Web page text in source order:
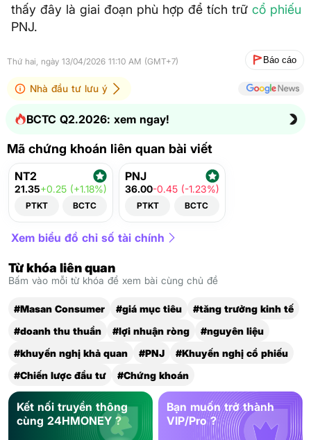
thấy đây là giai đoạn phù hợp để tích trữ cổ phiếu
PNJ.
Thứ hai, ngày 13/04/2026 11:10 AM (GMT+7) Báo cáo
Nhà đầu tư lưu ý
BCTC Q2.2026: xem ngay!
Mã chứng khoán liên quan bài viết
NT2
21.35+0.25 (+1.18%)
PTKT BCTC
PNJ
36.00-0.45 (-1.23%)
PTKT BCTC
Xem biểu đồ chỉ số tài chính
Từ khóa liên quan
Bấm vào mỗi từ khóa để xem bài cùng chủ đề
#Masan Consumer #giá mục tiêu
#tăng trưởng kinh tế
#doanh thu thuần
#lợi nhuận ròng
#nguyên liệu
#khuyến nghị khả quan
#PNJ
#Khuyến nghị cổ phiếu
#Chiến lược đầu tư
#Chứng khoán
Kết nối truyền thông
cùng 24HMONEY ?
Bạn muốn trở thành
VIP/Pro ?